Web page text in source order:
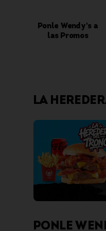
Ponle Wendy's a
las Promos
LA
PONLE